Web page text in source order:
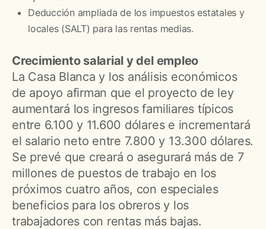
Deducción ampliada de los impuestos estatales y
locales (SALT) para las rentas medias.
Crecimiento salarial y del empleo
La Casa Blanca y los análisis económicos
de apoyo afirman que el proyecto de ley
aumentará los ingresos familiares típicos
entre 6.100 y 11.600 dólares e incrementará
el salario neto entre 7.800 y 13.300 dólares.
Se prevé que creará o asegurará más de 7
millones de puestos de trabajo en los
próximos cuatro años, con especiales
beneficios para los obreros y los
trabajadores con rentas más bajas.